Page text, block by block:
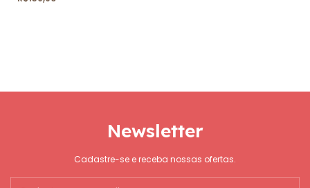
Newsletter
Cadastre-se e receba nossas ofertas.